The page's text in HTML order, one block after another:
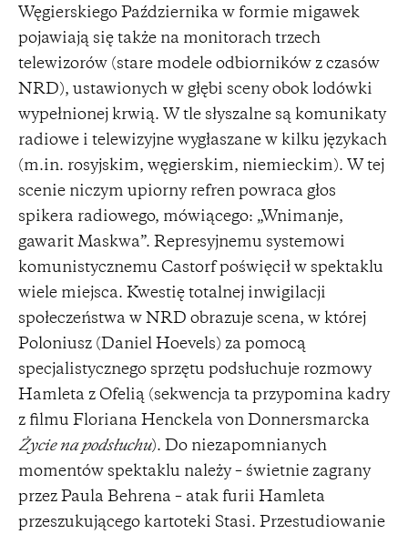
Węgierskiego Października w formie migawek
pojawiają się także na monitorach trzech
telewizorów (stare modele odbiorników z czasów
NRD), ustawionych w głębi sceny obok lodówki
wypełnionej krwią. W tle słyszalne są komunikaty
radiowe i telewizyjne wygłaszane w kilku językach
(m.in. rosyjskim, węgierskim, niemieckim). W tej
scenie niczym upiorny refren powraca głos
spikera radiowego, mówiącego: „Wnimanje,
gawarit Maskwa”. Represyjnemu systemowi
komunistycznemu Castorf poświęcił w spektaklu
wiele miejsca. Kwestię totalnej inwigilacji
społeczeństwa w NRD obrazuje scena, w której
Poloniusz (Daniel Hoevels) za pomocą
specjalistycznego sprzętu podsłuchuje rozmowy
Hamleta z Ofelią (sekwencja ta przypomina kadry
z filmu Floriana Henckela von Donnersmarcka
Życie na podsłuchu). Do niezapomnianych
momentów spektaklu należy – świetnie zagrany
przez Paula Behrena – atak furii Hamleta
przeszukującego kartoteki Stasi. Przestudiowanie